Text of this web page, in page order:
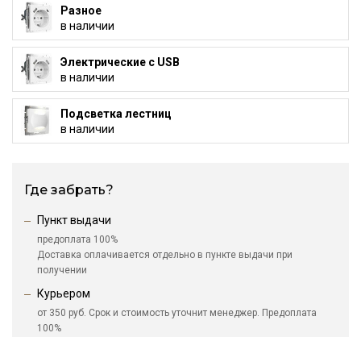
Разное
в наличии
Электрические с USB
в наличии
Подсветка лестниц
в наличии
Где забрать?
Пункт выдачи
предоплата 100%
Доставка оплачивается отдельно в пункте выдачи при
получении
Курьером
от 350 руб. Срок и стоимость уточнит менеджер. Предоплата
100%